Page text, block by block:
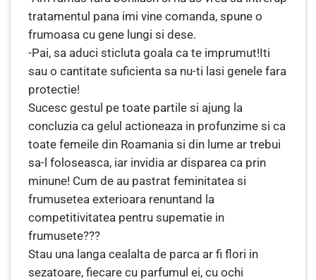
tratamentul pana imi vine comanda, spune o
frumoasa cu gene lungi si dese.
-Pai, sa aduci sticluta goala ca te imprumut!Iti
sau o cantitate suficienta sa nu-ti lasi genele fara
protectie!
Sucesc gestul pe toate partile si ajung la
concluzia ca gelul actioneaza in profunzime si ca
toate femeile din Roamania si din lume ar trebui
sa-l foloseasca, iar invidia ar disparea ca prin
minune! Cum de au pastrat feminitatea si
frumusetea exterioara renuntand la
competitivitatea pentru supematie in
frumusete???
Stau una langa cealalta de parca ar fi flori in
sezatoare, fiecare cu parfumul ei, cu ochi